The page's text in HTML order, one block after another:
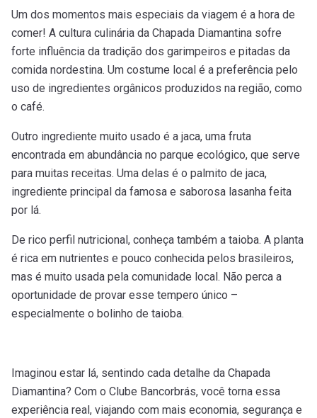
Um dos momentos mais especiais da viagem é a hora de
comer! A cultura culinária da Chapada Diamantina sofre
forte influência da tradição dos garimpeiros e pitadas da
comida nordestina. Um costume local é a preferência pelo
uso de ingredientes orgânicos produzidos na região, como
o café.
Outro ingrediente muito usado é a jaca, uma fruta
encontrada em abundância no parque ecológico, que serve
para muitas receitas. Uma delas é o palmito de jaca,
ingrediente principal da famosa e saborosa lasanha feita
por lá.
De rico perfil nutricional, conheça também a taioba. A planta
é rica em nutrientes e pouco conhecida pelos brasileiros,
mas é muito usada pela comunidade local. Não perca a
oportunidade de provar esse tempero único –
especialmente o bolinho de taioba.
Imaginou estar lá, sentindo cada detalhe da Chapada
Diamantina? Com o Clube Bancorbrás, você torna essa
experiência real, viajando com mais economia, segurança e